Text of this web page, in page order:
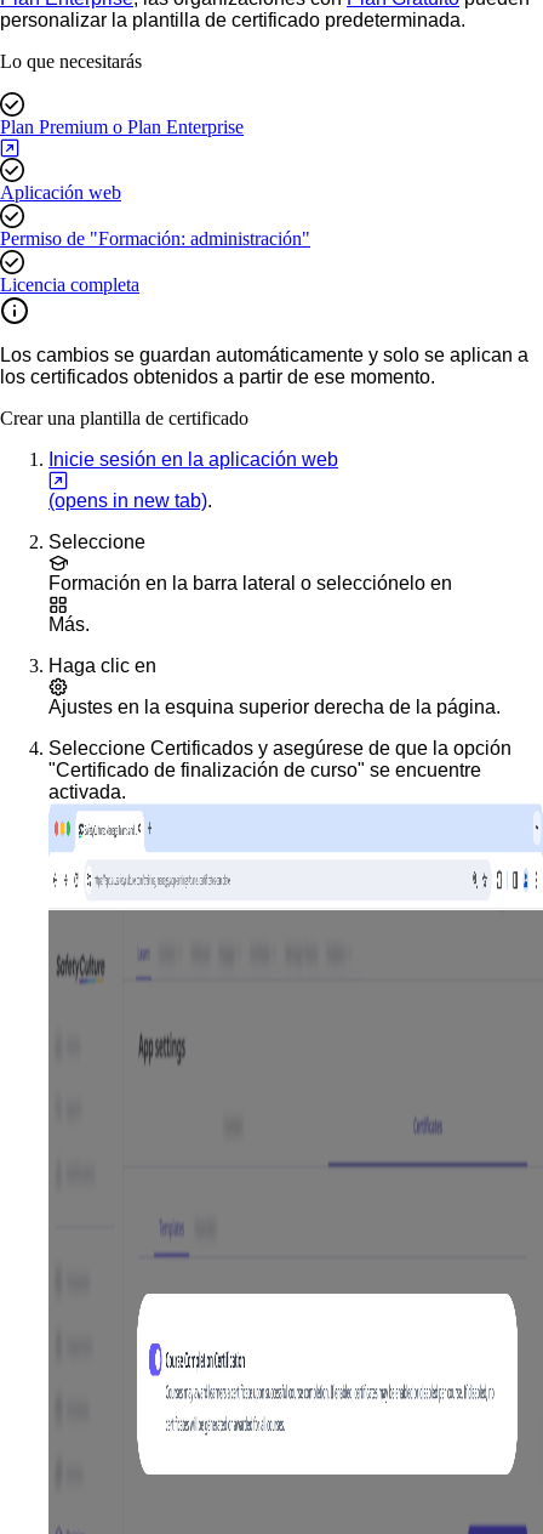
personalizar la plantilla de certificado predeterminada.
Lo que necesitarás
Plan Premium o Plan Enterprise
Aplicación web
Permiso de "Formación: administración"
Licencia completa
Los cambios se guardan automáticamente y solo se aplican a
los certificados obtenidos a partir de ese momento.
Crear una plantilla de certificado
Inicie sesión en la aplicación web
(opens in new tab).
Seleccione
Formación en la barra lateral o selecciónelo en
Más.
Haga clic en
Ajustes en la esquina superior derecha de la página.
Seleccione Certificados y asegúrese de que la opción
"Certificado de finalización de curso" se encuentre
activada.